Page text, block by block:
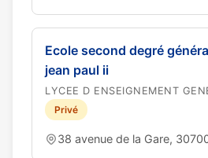
Ecole second degré
jean paul ii
LYCEE D ENSEIGNEMENT
Privé
38 avenue de la Gare,